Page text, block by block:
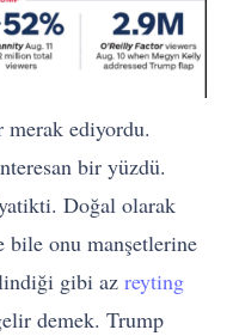
merak ediyordu.
bir yüzdü.
Doğal olarak
bile onu manşetlerine
gibi azreyting
demek. Trump